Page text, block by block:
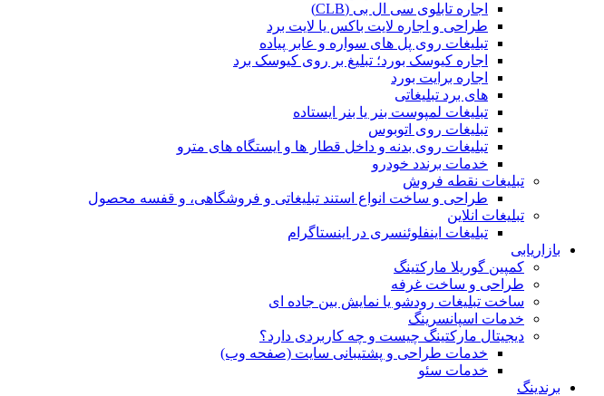
اجاره تابلوی سی ال بی (CLB)
طراحی و اجاره لایت باکس یا لایت برد
تبلیغات روی پل های سواره و عابر پیاده
اجاره کیوسک بورد؛ تبلیغ بر روی کیوسک برد
اجاره برایت بورد
های برد تبلیغاتی
تبلیغات لمپوست بنر یا بنر ایستاده
تبلیغات روی اتوبوس
تبلیغات روی بدنه و داخل قطار ها و ایستگاه های مترو
خدمات برندد خودرو
تبلیغات نقطه فروش
طراحی و ساخت انواع استند تبلیغاتی و فروشگاهی، و قفسه محصول
تبلیغات انلاین
تبلیغات اینفلوئنسری در اینستاگرام
بازاریابی
کمپین گوریلا مارکتینگ
طراحی و ساخت غرفه
ساخت تبلیغات رودشو یا نمایش بین جاده ای
خدمات اسپانسرینگ
دیجیتال مارکتینگ چیست و چه کاربردی دارد؟
خدمات طراحی و پشتیبانی سایت (صفحه وب)
خدمات سئو
برندینگ